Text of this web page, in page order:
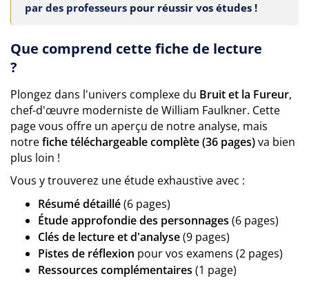
par des professeurs pour réussir vos études !
Que comprend cette fiche de lecture
?
Plongez dans l'univers complexe du Bruit et la Fureur,
chef-d'œuvre moderniste de William Faulkner. Cette
page vous offre un aperçu de notre analyse, mais
notrefiche téléchargeable complète (36 pages)va bien
plus loin !
Vous y trouverez une étude exhaustive avec :
Résumé détaillé(6 pages)
Étude approfondie des personnages (6 pages)
Clés de lecture et d'analyse(9 pages)
Pistes de réflexion pour vos examens (2 pages)
Ressources complémentaires (1 page)